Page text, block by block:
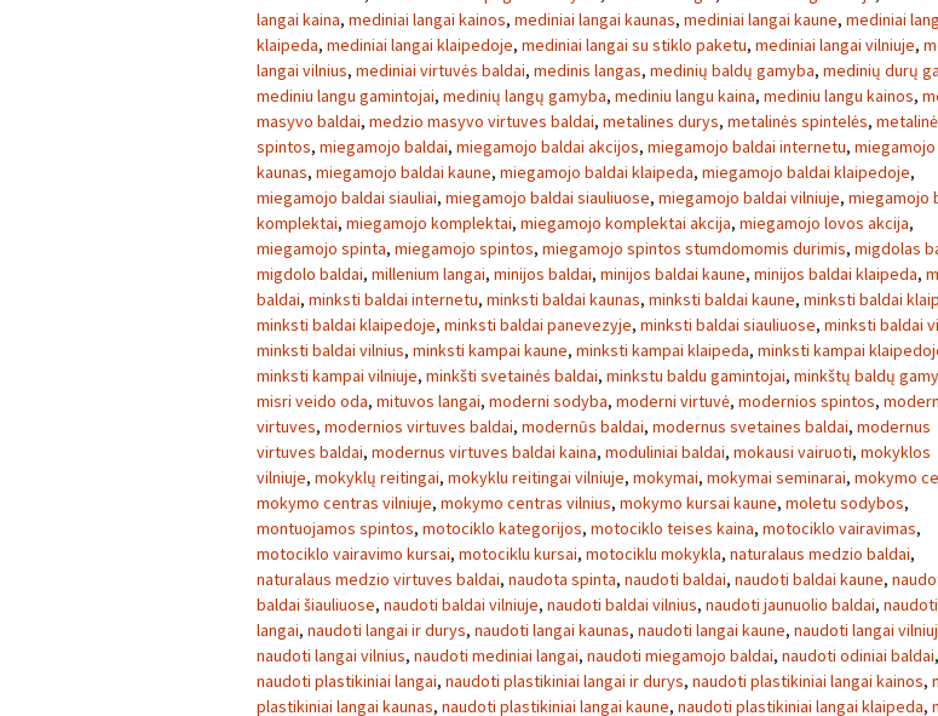
langai kaina, mediniai langai kainos, mediniai langai kaunas, mediniai langai kaune, mediniai
klaipeda, mediniai langai klaipedoje, mediniai langai su stiklo paketu, mediniai langai vilniuje,
langai vilnius, mediniai virtuvės baldai, medinis langas, medinių baldų gamyba, medinių durų
mediniu langu gamintojai, medinių langų gamyba, mediniu langu kaina, mediniu langu kainos,
masyvo baldai, medzio masyvo virtuves baldai, metalines durys, metalinės spintelės,
spintos, miegamojo baldai, miegamojo baldai akcijos, miegamojo baldai internetu,
kaunas, miegamojo baldai kaune, miegamojo baldai klaipeda, miegamojo baldai klaipedoje,
miegamojo baldai siauliai, miegamojo baldai siauliuose, miegamojo baldai vilniuje, miegamojo
komplektai, miegamojo komplektai, miegamojo komplektai akcija, miegamojo lovos akcija,
miegamojo spinta, miegamojo spintos, miegamojo spintos stumdomomis durimis, migdolas
migdolo baldai, millenium langai, minijos baldai, minijos baldai kaune, minijos baldai klaipeda,
baldai, minksti baldai internetu, minksti baldai kaunas, minksti baldai kaune, minksti baldai
minksti baldai klaipedoje, minksti baldai panevezyje, minksti baldai siauliuose, minksti baldai
minksti baldai vilnius, minksti kampai kaune, minksti kampai klaipeda, minksti kampai
minksti kampai vilniuje, minkšti svetainės baldai, minkstu baldu gamintojai, minkštų baldų
misri veido oda, mituvos langai, moderni sodyba, moderni virtuvė, modernios spintos,
virtuves, modernios virtuves baldai, modernūs baldai, modernus svetaines baldai, modernus
virtuves baldai, modernus virtuves baldai kaina, moduliniai baldai, mokausi vairuoti, mokyklos
vilniuje, mokyklų reitingai, mokyklu reitingai vilniuje, mokymai, mokymai seminarai, mokymo
mokymo centras vilniuje, mokymo centras vilnius, mokymo kursai kaune, moletu sodybos,
montuojamos spintos, motociklo kategorijos, motociklo teises kaina, motociklo vairavimas,
motociklo vairavimo kursai, motociklu kursai, motociklu mokykla, naturalaus medzio baldai,
naturalaus medzio virtuves baldai, naudota spinta, naudoti baldai, naudoti baldai kaune,
baldai šiauliuose, naudoti baldai vilniuje, naudoti baldai vilnius, naudoti jaunuolio baldai, naudoti
langai, naudoti langai ir durys, naudoti langai kaunas, naudoti langai kaune, naudoti langai
naudoti langai vilnius, naudoti mediniai langai, naudoti miegamojo baldai, naudoti odiniai baldai,
naudoti plastikiniai langai, naudoti plastikiniai langai ir durys, naudoti plastikiniai langai kainos,
plastikiniai langai kaunas, naudoti plastikiniai langai kaune, naudoti plastikiniai langai klaipeda,